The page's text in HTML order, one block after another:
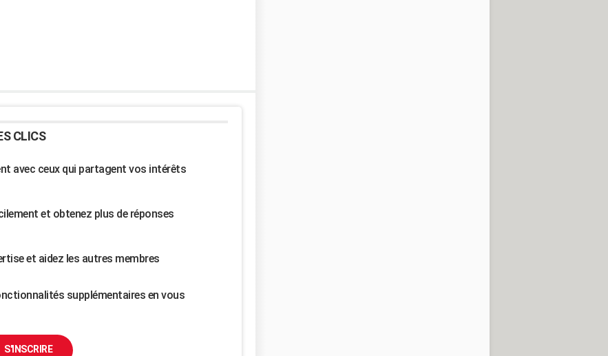
CLICS
avec ceux qui partagent vos intérêts
et obtenez plus de réponses
et aidez les autres membres
supplémentaires en vous
S'INSCRIRE